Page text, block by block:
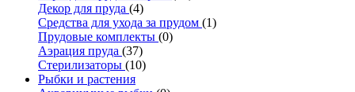
Декор для пруда (4)
Средства для ухода за прудом (1)
Прудовые комплекты (0)
Аэрация пруда (37)
Стерилизаторы (10)
Рыбки и растения